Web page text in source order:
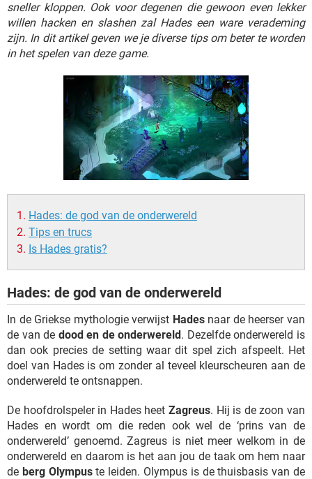
GRATIS SNAPCHAT
TIKTOK
NETFLIX CORONAVIRUS
GRATIS SNAPCHAT
sneller kloppen. Ook voor degenen die gewoon even lekker
willen hacken en slashen zal Hades een ware verademing
zijn. In dit artikel geven we je diverse tips om beter te worden
in het spelen van deze game.
Hades: de god van de onderwereld
Tips en trucs
Is Hades gratis?
Hades: de god van de onderwereld
In de Griekse mythologie verwijst Hadesnaar de heerser van
de van de dood en de onderwereld. Dezelfde onderwereld is
dan ook precies de setting waar dit spel zich afspeelt. Het
doel van Hades is om zonder al teveel kleurscheuren aan de
onderwereld te ontsnappen.
De hoofdrolspeler in Hades heet Zagreus. Hij is de zoon van
Hades en wordt om die reden ook wel de ‘prins van de
onderwereld’ genoemd. Zagreus is niet meer welkom in de
onderwereld en daarom is het aan jou de taak om hem naar
de berg Olympuste leiden. Olympus is de thuisbasis van de